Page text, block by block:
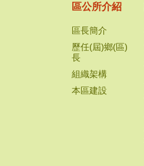
區公所介紹
區長簡介
歷任(屆)鄉(區)
長
組織架構
本區建設